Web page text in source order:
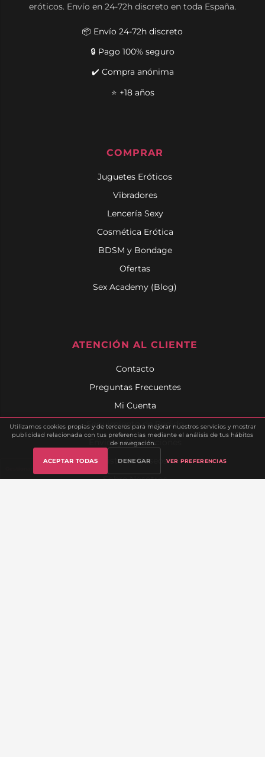
Utilizamos cookies propias y de terceros para mejorar nuestros servicios y mostrar
publicidad relacionada con tus preferencias mediante el análisis de tus hábitos
de navegación.
ACEPTAR TODAS DENEGAR VER PREFERENCIAS
eróticos. Envío en 24-72h discreto en toda España.
📦 Envío 24-72h discreto
🔒 Pago 100% seguro
✔️ Compra anónima
⭐ +18 años
COMPRAR
Juguetes Eróticos
Vibradores
Lencería Sexy
Cosmética Erótica
BDSM y Bondage
Ofertas
Sex Academy (Blog)
ATENCIÓN AL CLIENTE
Contacto
Preguntas Frecuentes
Mi Cuenta
Seguimiento de Pedido
Envíos y Devoluciones
Lista de Deseos
Sobre Nosotros